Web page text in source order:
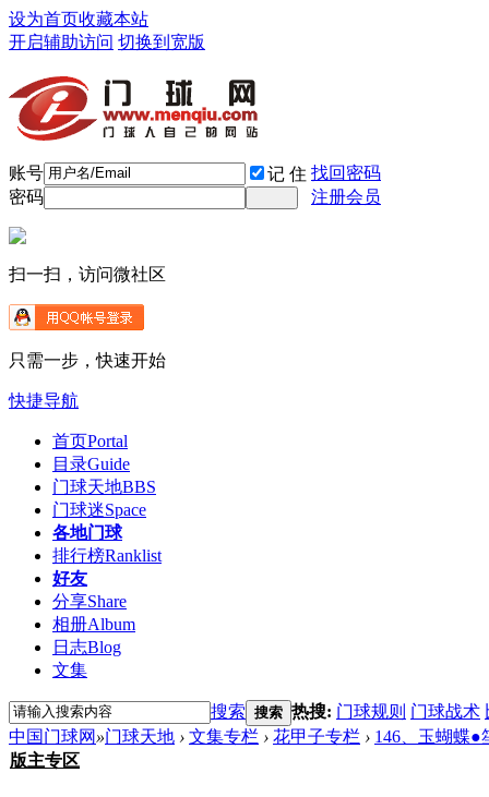
设为首页收藏本站
开启辅助访问 切换到宽版
账号 记 住 找回密码
密码
注册会员
扫一扫，访问微社区
只需一步，快速开始
快捷导航
首页Portal
目录Guide
门球天地BBS
门球迷Space
各地门球
排行榜Ranklist
好友
分享Share
相册Album
日志Blog
文集
搜索 搜索 热搜: 门球规则 门球战术
中国门球网 »门球天地 › 文集专栏 › 花甲子专栏 › 146、玉蝴蝶●
版主专区